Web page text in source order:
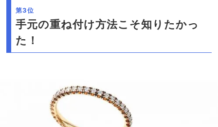
第3位
手元の重ね付け方法こそ知りたかっ
た！